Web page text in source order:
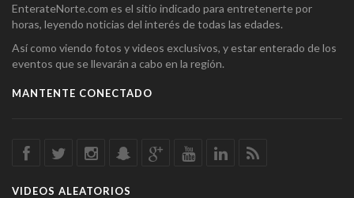
EnterateNorte.com es el sitio indicado para entretenerte por
horas, leyendo noticias del interés de todas las edades.
Así como viendo fotos y videos exclusivos, y estar enterado de los
eventos que se llevarán a cabo en la región.
MANTENTE CONECTADO
VIDEOS ALEATORIOS